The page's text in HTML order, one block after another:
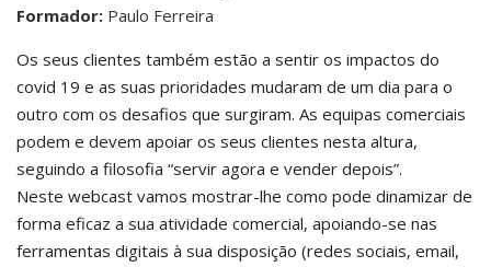
Formador: Paulo Ferreira
Os seus clientes também estão a sentir os impactos do
covid 19 e as suas prioridades mudaram de um dia para o
outro com os desafios que surgiram. As equipas comerciais
podem e devem apoiar os seus clientes nesta altura,
seguindo a filosofia “servir agora e vender depois”.
Neste webcast vamos mostrar-lhe como pode dinamizar de
forma eficaz a sua atividade comercial, apoiando-se nas
ferramentas digitais à sua disposição (redes sociais, email,